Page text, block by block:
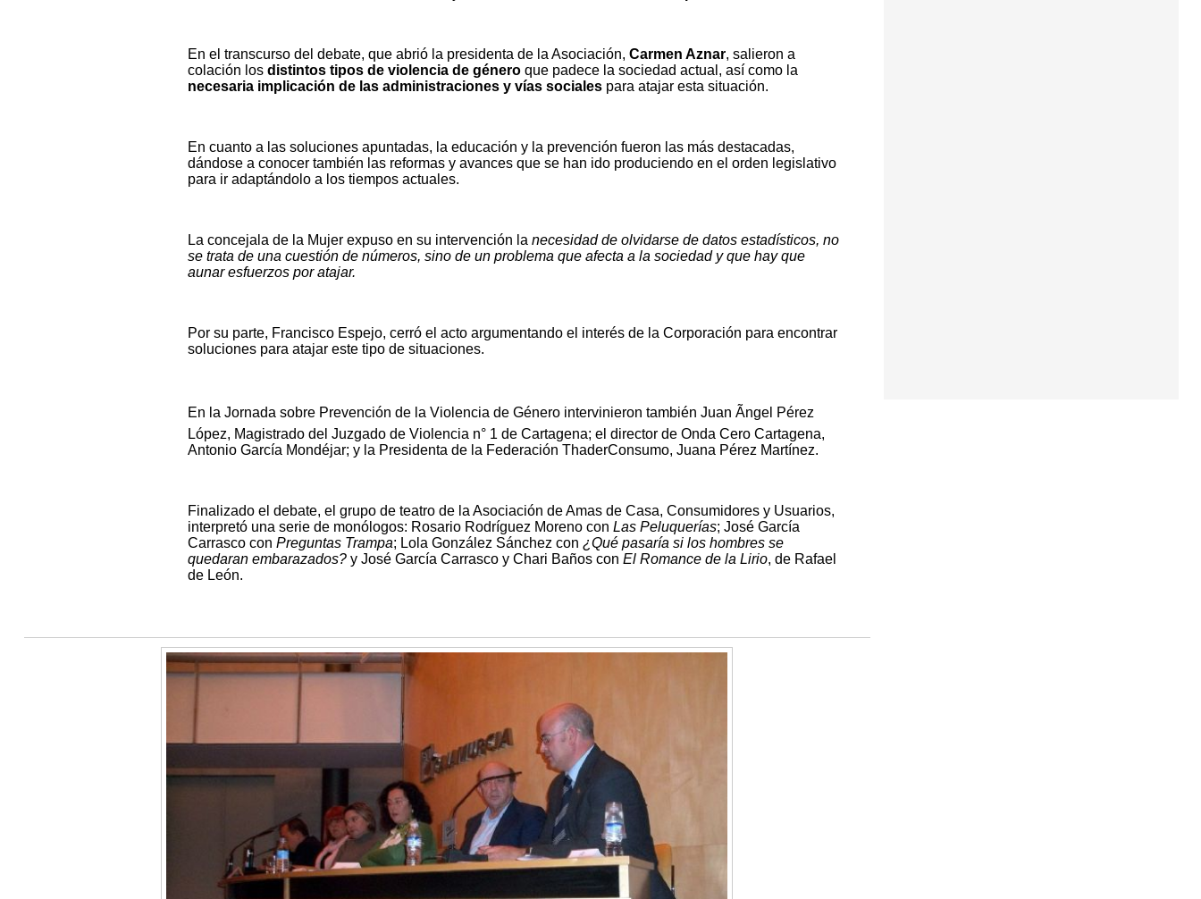
En el transcurso del debate, que abrió la presidenta de la Asociación, Carmen Aznar, salieron a
colación los distintos tipos de violencia de género que padece la sociedad actual, así como la
necesaria implicación de las administraciones y vías sociales para atajar esta situación.
En cuanto a las soluciones apuntadas, la educación y la prevención fueron las más destacadas,
dándose a conocer también las reformas y avances que se han ido produciendo en el orden legislativo
para ir adaptándolo a los tiempos actuales.
La concejala de la Mujer expuso en su intervención la necesidad de olvidarse de datos estadísticos, no
se trata de una cuestión de números, sino de un problema que afecta a la sociedad y que hay que
aunar esfuerzos por atajar.
Por su parte, Francisco Espejo, cerró el acto argumentando el interés de la Corporación para encontrar
soluciones para atajar este tipo de situaciones.
En la Jornada sobre Prevención de la Violencia de Género intervinieron también Juan Ãngel Pérez
López, Magistrado del Juzgado de Violencia n° 1 de Cartagena; el director de Onda Cero Cartagena,
Antonio García Mondéjar; y la Presidenta de la Federación ThaderConsumo, Juana Pérez Martínez.
Finalizado el debate, el grupo de teatro de la Asociación de Amas de Casa, Consumidores y Usuarios,
interpretó una serie de monólogos: Rosario Rodríguez Moreno con Las Peluquerías; José García
Carrasco con Preguntas Trampa; Lola González Sánchez con ¿Qué pasaría si los hombres se
quedaran embarazados?y José García Carrasco y Chari Baños con El Romance de la Lirio, de Rafael
de León.